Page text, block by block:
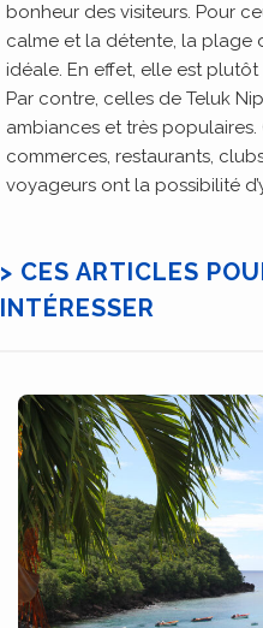
bonheur des visiteurs. Pour
calme et la détente, la plage
idéale. En effet, elle est
Par contre, celles de Teluk
ambiances et très
commerces, restaurants,
voyageurs ont la possibilité
> CES ARTICLES
INTÉRESSER